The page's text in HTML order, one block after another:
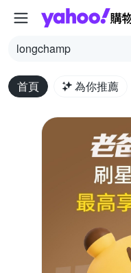
longchamp
首頁 為你推薦